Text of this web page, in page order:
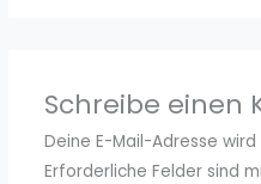
Schreibe einen
Deine E-Mail-Adresse
Erforderliche Felder sind